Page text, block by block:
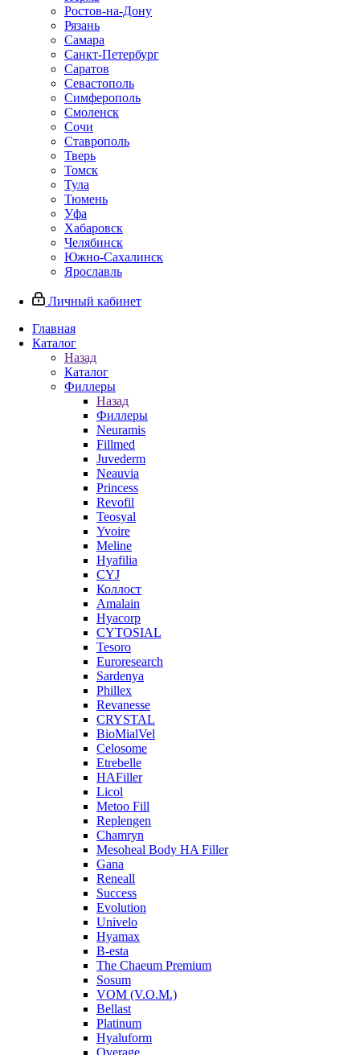
Ростов-на-Дону
Рязань
Самара
Санкт-Петербург
Саратов
Севастополь
Симферополь
Смоленск
Сочи
Ставрополь
Тверь
Томск
Тула
Тюмень
Уфа
Хабаровск
Челябинск
Южно-Сахалинск
Ярославль
Личный кабинет
Главная
Каталог
Назад
Каталог
Филлеры
Назад
Филлеры
Neuramis
Fillmed
Juvederm
Neauvia
Princess
Revofil
Teosyal
Yvoire
Meline
Hyafilia
CYJ
Коллост
Amalain
Hyacorp
CYTOSIAL
Tesoro
Euroresearch
Sardenya
Phillex
Revanesse
CRYSTAL
BioMialVel
Celosome
Etrebelle
HAFiller
Licol
Metoo Fill
Replengen
Chamryn
Mesoheal Body HA Filler
Gana
Reneall
Success
Evolution
Univelo
Hyamax
B-esta
The Chaeum Premium
Sosum
VOM (V.O.M.)
Bellast
Platinum
Hyaluform
Overage